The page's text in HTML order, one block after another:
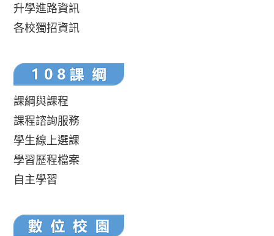
升學進路資訊
各校獨招資訊
課綱與課程
課程諮詢服務
學生線上選課
學習歷程檔案
自主學習